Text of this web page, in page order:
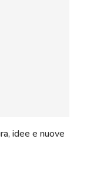
idee e nuove